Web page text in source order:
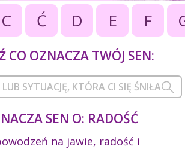
C Ć D E F
CO OZNACZA TWÓJ SEN:
SEN O: RADOŚĆ
na jawie, radość i